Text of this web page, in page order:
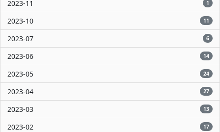
2023-11 1
2023-10 11
2023-07 6
2023-06 14
2023-05 24
2023-04 27
2023-03 13
2023-02 17